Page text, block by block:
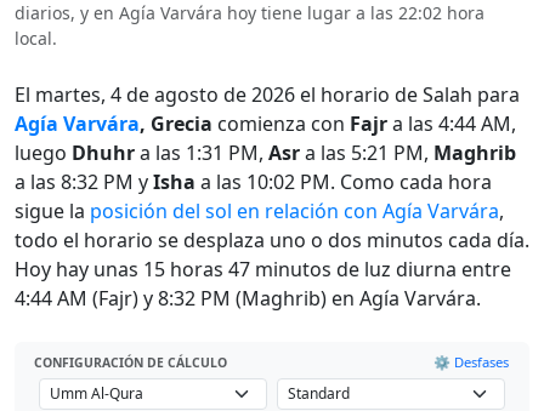
diarios, y en Agía Varvára hoy tiene lugar a las 22:02 hora
local.
El martes, 4 de agosto de 2026 el horario de Salah para
Agía Varvára, Grecia comienza con Fajra las 4:44 AM,
luego Dhuhra las 1:31 PM, Asra las 5:21 PM, Maghrib
a las 8:32 PM yIsha a las 10:02 PM. Como cada hora
sigue la posición del sol en relación con Agía Varvára,
todo el horario se desplaza uno o dos minutos cada día.
Hoy hay unas 15 horas 47 minutos de luz diurna entre
4:44 AM (Fajr) y 8:32 PM (Maghrib) en Agía Varvára.
CONFIGURACIÓN DE CÁLCULO ⚙️ Desfases